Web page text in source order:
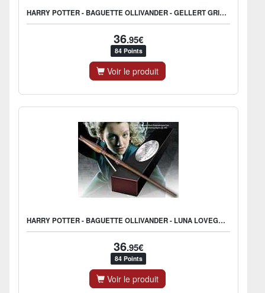
HARRY POTTER - BAGUETTE OLLIVANDER - GELLERT GRINDELWALD
36.95€
84 Points
Voir le produit
HARRY POTTER - BAGUETTE OLLIVANDER - LUNA LOVEGOOD
36.95€
84 Points
Voir le produit